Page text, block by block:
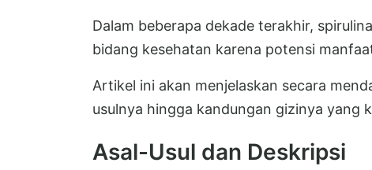
Dalam beberapa dekade terakhir,
bidang kesehatan karena potensi
Artikel ini akan menjelaskan secara
usulnya hingga kandungan gizinya yang
Asal-Usul dan Deskripsi